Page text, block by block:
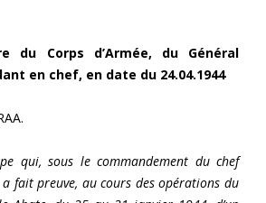
du Corps d’Armée, du Général
en chef, en date du 24.04.1944
qui, sous le commandement du chef
a fait preuve, au cours des opérations du